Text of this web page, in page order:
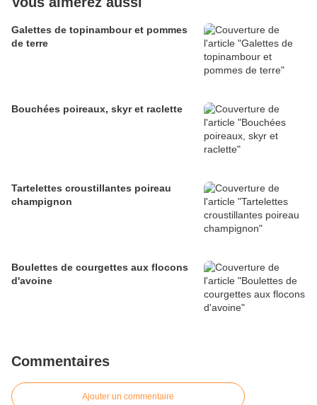
Galettes de topinambour et pommes
de terre
Bouchées poireaux, skyr et raclette
Tartelettes croustillantes poireau
champignon
Boulettes de courgettes aux flocons
d'avoine
Commentaires
Ajouter un commentaire